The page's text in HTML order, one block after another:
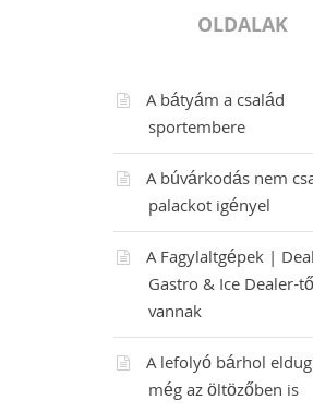
OLDALAK
A bátyám a család
sportembere
A búvárkodás nem
palackot igényel
A Fagylaltgépek |
Gastro & Ice Dealer-
vannak
A lefolyó bárhol
még az öltözőben is